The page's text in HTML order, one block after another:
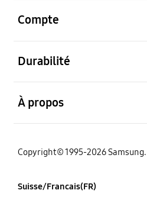
Compte
Durabilité
À propos
Copyright© 1995-2026
Suisse/Francais(FR)